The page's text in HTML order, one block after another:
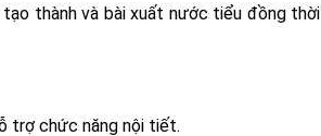
thành và bài xuất nước tiểu đồng thời
trợ chức năng nội tiết.